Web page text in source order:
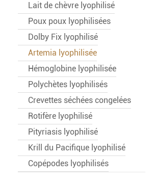
Lait de chèvre lyophilisé
Poux poux lyophilisées
Dolby Fix lyophilisé
Artemia lyophilisée
Hémoglobine lyophilisée
Polychètes lyophilisés
Crevettes séchées congelées
Rotifère lyophilisé
Pityriasis lyophilisé
Krill du Pacifique lyophilisé
Copépodes lyophilisés